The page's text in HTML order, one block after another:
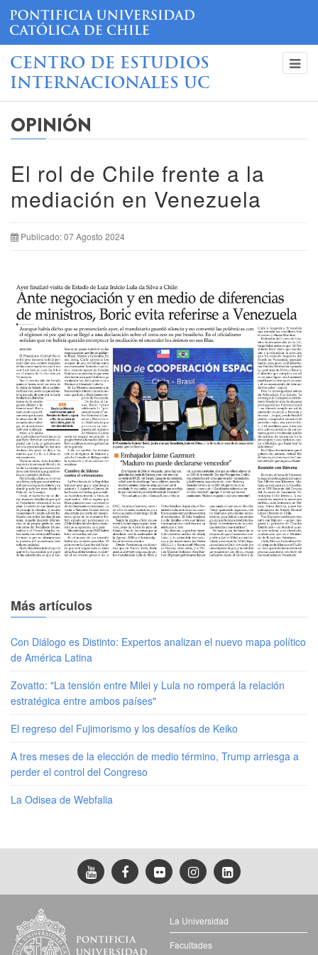
CENTRO DE ESTUDIOS
INTERNACIONALES UC
OPINIÓN
El rol de Chile frente a la
mediación en Venezuela
Publicado: 07 Agosto 2024
Más artículos
Con Diálogo es Distinto: Expertos analizan el nuevo mapa político
de América Latina
Zovatto: "La tensión entre Milei y Lula no romperá la relación
estratégica entre ambos países"
El regreso del Fujimorismo y los desafíos de Keiko
A tres meses de la elección de medio término, Trump arriesga a
perder el control del Congreso
La Odisea de Webfalia
La Universidad
Facultades